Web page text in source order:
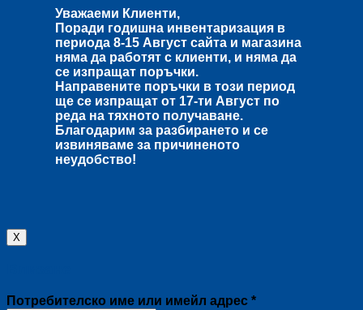
Уважаеми Клиенти,
Поради годишна инвентаризация в
периода 8-15 Август сайта и магазина
няма да работят с клиенти, и няма да
се изпращат поръчки.
Направените поръчки в този период
ще се изпращат от 17-ти Август по
реда на тяхното получаване.
Благодарим за разбирането и се
извиняваме за причиненото
неудобство!
X
Потребителско име или имейл адрес *Задължително